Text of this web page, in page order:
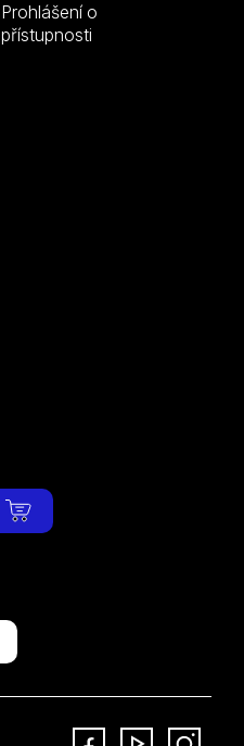
Prohlášení o
přístupnosti